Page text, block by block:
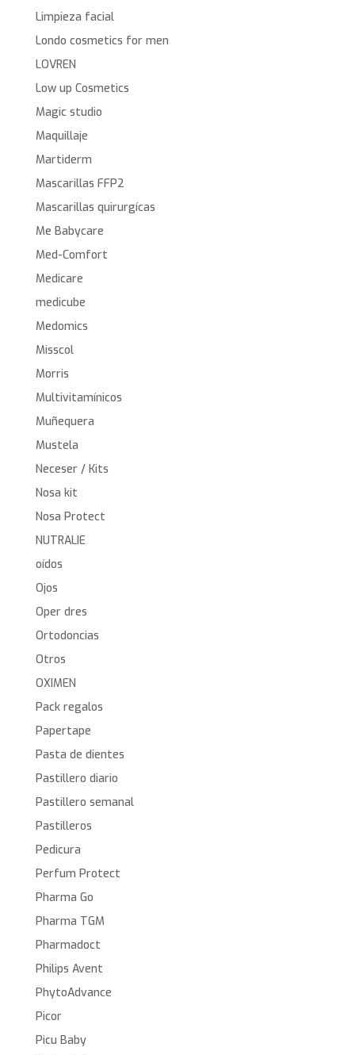
Limpieza facial
Londo cosmetics for men
LOVREN
Low up Cosmetics
Magic studio
Maquillaje
Martiderm
Mascarillas FFP2
Mascarillas quirurgícas
Me Babycare
Med-Comfort
Medicare
medicube
Medomics
Misscol
Morris
Multivitamínicos
Muñequera
Mustela
Neceser / Kits
Nosa kit
Nosa Protect
NUTRALIE
oídos
Ojos
Oper dres
Ortodoncias
Otros
OXIMEN
Pack regalos
Papertape
Pasta de dientes
Pastillero diario
Pastillero semanal
Pastilleros
Pedicura
Perfum Protect
Pharma Go
Pharma TGM
Pharmadoct
Philips Avent
PhytoAdvance
Picor
Picu Baby